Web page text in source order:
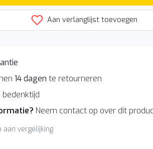
Aan verlanglijst toevoegen
14 dagen te retourneren
bedenktijd
Neem contact op over dit
aan vergelijking